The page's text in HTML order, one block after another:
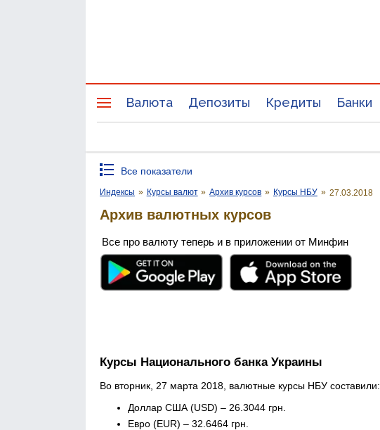
Валюта Депозиты Кредиты Банки
Все показатели
Индексы » Курсы валют » Архив курсов » Курсы НБУ » 27.03.2018
Архив валютных курсов
Все про валюту теперь и в приложении от Минфин
Курсы Национального банка Украины
Во вторник, 27 марта 2018, валютные курсы НБУ составили:
Доллар США (USD) – 26.3044 грн.
Евро (EUR) – 32.6464 грн.